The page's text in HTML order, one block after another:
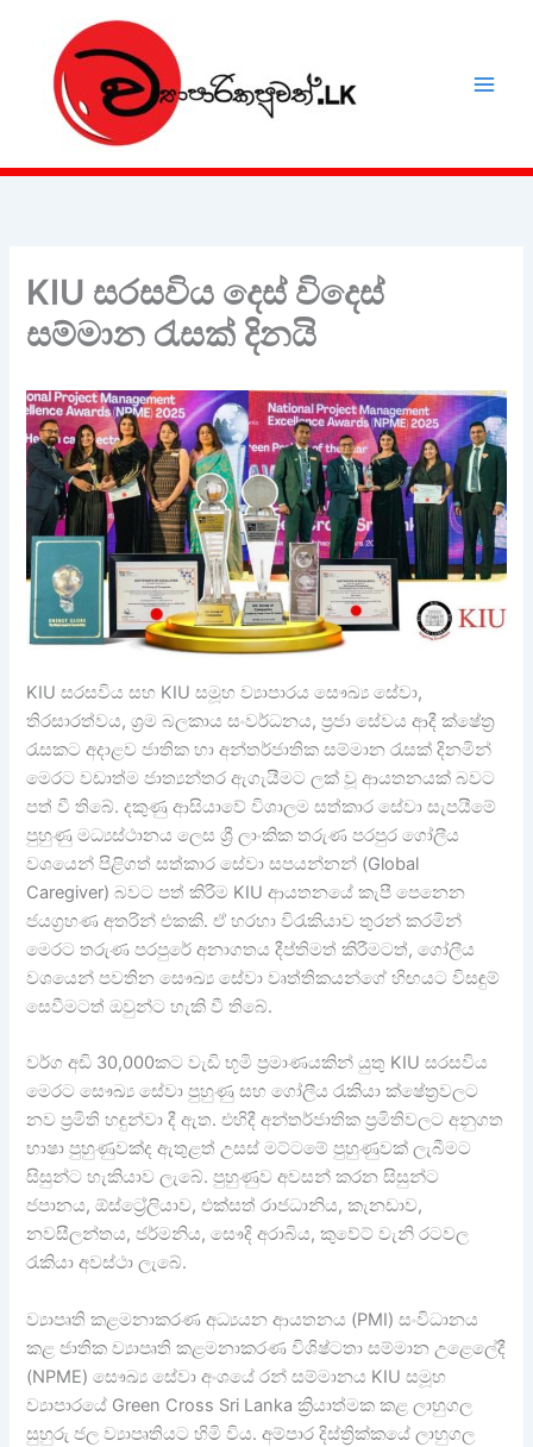
content
KIU සරසවිය දෙස් විදෙස්
සම්මාන රැසක් දිනයි
KIU සරසවිය සහ KIU සමූහ ව්‍යාපාරය සෞඛ්‍ය සේවා,
තිරසාරත්වය, ශ්‍රම බලකාය සංවර්ධනය, ප්‍රජා සේවය ආදී ක්ෂේත්‍ර
රැසකට අදාළව ජාතික හා අන්තර්ජාතික සම්මාන රැසක් දිනමින්
මෙරට වඩාත්ම ජාත්‍යන්තර ඇගැයීමට ලක් වූ ආයතනයක් බවට
පත් වී තිබේ. දකුණු ආසියාවේ විශාලම සත්කාර සේවා සැපයීමේ
පුහුණු මධ්‍යස්ථානය ලෙස ශ්‍රී ලාංකික තරුණ පරපුර ගෝලීය
වශයෙන් පිළිගත් සත්කාර සේවා සපයන්නන් (Global
Caregiver) බවට පත් කිරීම KIU ආයතනයේ කැපී පෙනෙන
ජයග්‍රහණ අතරින් එකකි. ඒ හරහා විරැකියාව තුරන් කරමින්
මෙරට තරුණ පරපුරේ අනාගතය දීප්තිමත් කිරීමටත්, ගෝලීය
වශයෙන් පවතින සෞඛ්‍ය සේවා වෘත්තිකයන්ගේ හිඟයට විසඳුම්
සෙවීමටත් ඔවුන්ට හැකි වී තිබේ.
වර්ග අඩි 30,000කට වැඩි භූමි ප්‍රමාණයකින් යුතු KIU සරසවිය
මෙරට සෞඛ්‍ය සේවා පුහුණු සහ ගෝලීය රැකියා ක්ෂේත්‍රවලට
නව ප්‍රමිති හඳුන්වා දී ඇත. එහිදී අන්තර්ජාතික ප්‍රමිතිවලට අනුගත
භාෂා පුහුණුවක්ද ඇතුළත් උසස් මට්ටමේ පුහුණුවක් ලැබීමට
සිසුන්ට හැකියාව ලැබේ. පුහුණුව අවසන් කරන සිසුන්ට
ජපානය, ඕස්ට්‍රේලියාව, එක්සත් රාජධානිය, කැනඩාව,
නවසීලන්තය, ජර්මනිය, සෞදි අරාබිය, කුවේට් වැනි රටවල
රැකියා අවස්ථා ලැබේ.
ව්‍යාපෘති කළමනාකරණ අධ්‍යයන ආයතනය (PMI) සංවිධානය
කළ ජාතික ව්‍යාපෘති කළමනාකරණ විශිෂ්ටතා සම්මාන උළෙලේදී
(NPME) සෞඛ්‍ය සේවා අංශයේ රන් සම්මානය KIU සමූහ
ව්‍යාපාරයේ Green Cross Sri Lanka ක්‍රියාත්මක කළ ලාහුගල
සුහුරු ජල ව්‍යාපෘතියට හිමි විය. අම්පාර දිස්ත්‍රික්කයේ ලාහුගල